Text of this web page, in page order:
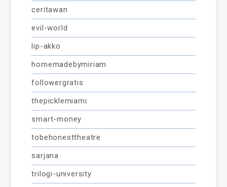
ceritawan
evil-world
lip-akko
homemadebymiriam
followergratis
thepicklemiami
smart-money
tobehonesttheatre
sarjana
trilogi-university